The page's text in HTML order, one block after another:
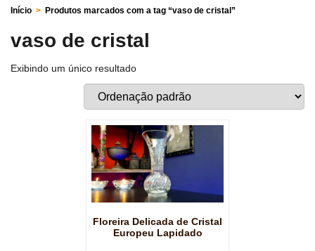
Início > Produtos marcados com a tag “vaso de cristal”
vaso de cristal
Exibindo um único resultado
Floreira Delicada de Cristal
Europeu Lapidado